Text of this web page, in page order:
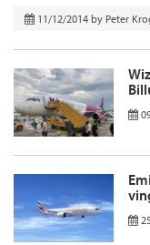
11/12/2014 by Peter